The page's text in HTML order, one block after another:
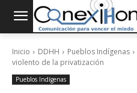
Inicio DDHH Pueblos Indígenas
violento de la privatización
Pueblos Indígenas